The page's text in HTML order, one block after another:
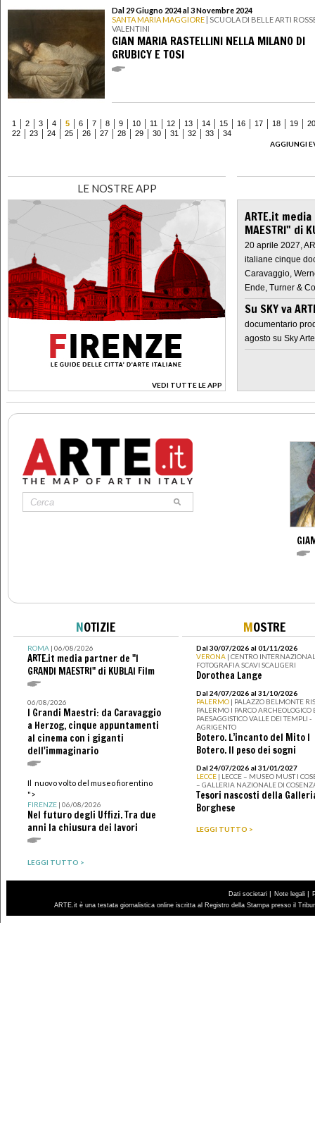
Dal 29 Giugno 2024 al 3 Novembre 2024
SANTA MARIA MAGGIORE | SCUOLA DI BELLE ARTI
VALENTINI
GIAN MARIA RASTELLINI NELLA MILANO DI
GRUBICY E TOSI
1 2 3 4 5 6 7 8 9 10 11 12 13 14 15 16 17 18 19
20
22
23 24 25 26 27 28 29 30 31 32 33
34
AGGIUNGI
LE NOSTRE APP
VEDI TUTTE LE APP
>
ARTE.it
MAESTRI" di
20 aprile 2027,
italiane cinque
Caravaggio,
Ende, Turner &
Su SKY va
documentario
agosto su Sky Arte
NOTIZIE
ROMA| 06/08/2026
ARTE.it media partner de "I
GRANDI MAESTRI" di KUBLAI Film
06/08/2026
I Grandi Maestri: da Caravaggio
a Herzog, cinque appuntamenti
al cinema con i giganti
dell'immaginario
Il nuovo volto del museo fiorentino
">
FIRENZE| 06/08/2026
Nel futuro degli Uffizi. Tra due
anni la chiusura dei lavori
LEGGI TUTTO >
MOSTRE
Dal 30/07/2026 al 01/11/2026
VERONA | CENTRO
FOTOGRAFIA SCAVI SCALIGERI
Dorothea Lange
Dal 24/07/2026 al 31/10/2026
PALERMO | PALAZZO BELMONTE
PALERMO I PARCO ARCHEOLOGICO
PAESAGGISTICO VALLE DEI TEMPLI -
AGRIGENTO
Botero. L’incanto del Mito I
Botero. Il peso dei sogni
Dal 24/07/2026 al 31/01/2027
LECCE | LECCE – MUSEO MUST I
– GALLERIA NAZIONALE DI
Tesori nascosti della
Borghese
LEGGI TUTTO >
Dati societari | Note legali |
ARTE.it è una testata giornalistica online iscritta al Registro della Stampa presso il